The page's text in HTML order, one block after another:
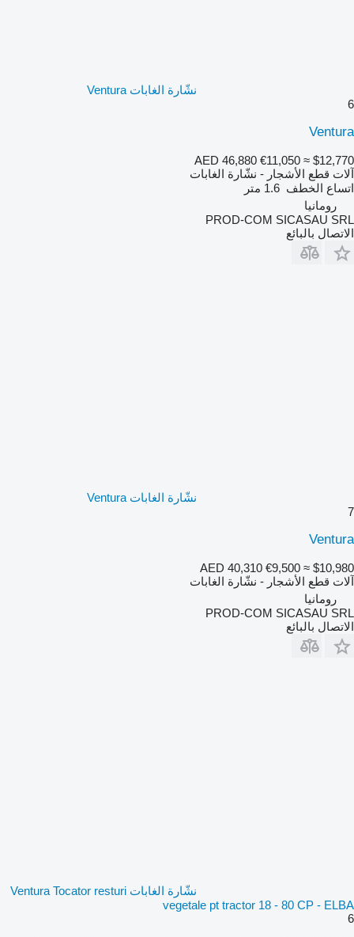
نشّارة الغابات Ventura
6
Ventura
AED 46,880 €11,050 ≈ $12,770
آلات قطع الأشجار - نشّارة الغابات
اتساع الخطف 1.6 متر
رومانيا
PROD-COM SICASAU SRL
الاتصال بالبائع
نشّارة الغابات Ventura
7
Ventura
AED 40,310 €9,500 ≈ $10,980
آلات قطع الأشجار - نشّارة الغابات
رومانيا
PROD-COM SICASAU SRL
الاتصال بالبائع
نشّارة الغابات Ventura Tocator resturi
vegetale pt tractor 18 - 80 CP - ELBA
6